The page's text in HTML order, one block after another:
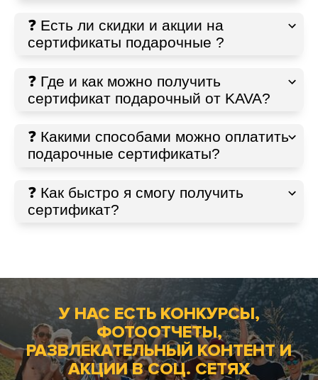
❓ Есть ли скидки и акции на
сертификаты подарочные ?
❓ Где и как можно получить
сертификат подарочный от KAVA?
❓ Какими способами можно оплатить
подарочные сертификаты?
❓ Как быстро я смогу получить
сертификат?
У НАС ЕСТЬ КОНКУРСЫ,
ФОТООТЧЕТЫ,
РАЗВЛЕКАТЕЛЬНЫЙ КОНТЕНТ И
АКЦИИ В СОЦ. СЕТЯХ